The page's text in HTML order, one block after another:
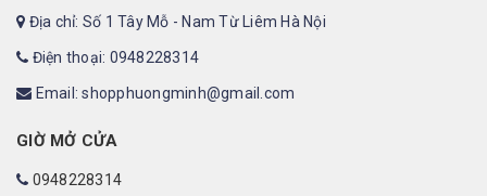
Địa chỉ: Số 1 Tây Mỗ - Nam Từ Liêm Hà Nội
Điện thoại: 0948228314
Email: shopphuongminh@gmail.com
GIỜ MỞ CỬA
0948228314